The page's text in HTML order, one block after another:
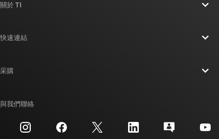
關於 TI
投資人關系
快速連結
交互參考搜索
客戶支援中心
采購
與我們聯絡